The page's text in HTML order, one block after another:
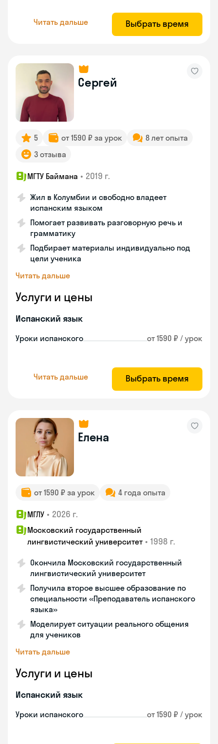
Читать дальше Выбрать время
Сергей
5 от 1590 ₽ за урок
8 лет опыта
3 отзыва
МГТУ Баймана • 2019 г.
Жил в Колумбии и свободно владеет
испанским языком
Помогает развивать разговорную речь и
грамматику
Подбирает материалы индивидуально под
цели ученика
Читать дальше
Услуги и цены
Испанский язык
Уроки испанского от 1590 ₽ / урок
Читать дальше Выбрать время
Елена
от 1590 ₽ за урок 4 года опыта
МГЛУ • 2026 г.
Московский государственный
лингвистический университет • 1998 г.
Окончила Московский государственный
лингвистический университет
Получила второе высшее образование по
специальности «Преподаватель испанского
языка»
Моделирует ситуации реального общения
для учеников
Читать дальше
Услуги и цены
Испанский язык
Уроки испанского от 1590 ₽ / урок